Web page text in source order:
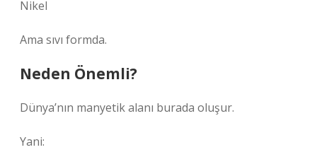
Nikel
Ama sıvı formda.
Neden Önemli?
Dünya’nın manyetik alanı burada oluşur.
Yani: